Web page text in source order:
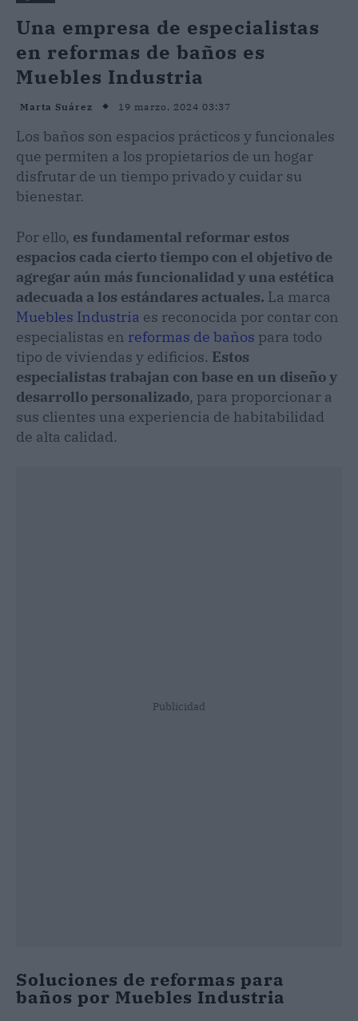
Una empresa de especialistas
en reformas de baños es
Muebles Industria
Marta Suárez 19 marzo, 2024 03:37
Los baños son espacios prácticos y funcionales
que permiten a los propietarios de un hogar
disfrutar de un tiempo privado y cuidar su
bienestar.
Por ello, es fundamental reformar estos
espacios cada cierto tiempo con el objetivo de
agregar aún más funcionalidad y una estética
adecuada a los estándares actuales. La marca
Muebles Industria es reconocida por contar con
especialistas en reformas de baños para todo
tipo de viviendas y edificios. Estos
especialistas trabajan con base en un diseño y
desarrollo personalizado, para proporcionar a
sus clientes una experiencia de habitabilidad
de alta calidad.
Publicidad
Soluciones de reformas para
baños por Muebles Industria